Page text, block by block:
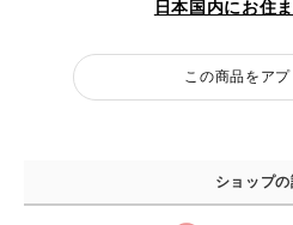
日本国内にお住
この商品をア
ショップ